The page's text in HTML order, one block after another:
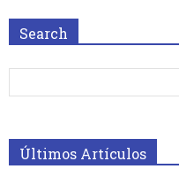
Search
Últimos Artículos